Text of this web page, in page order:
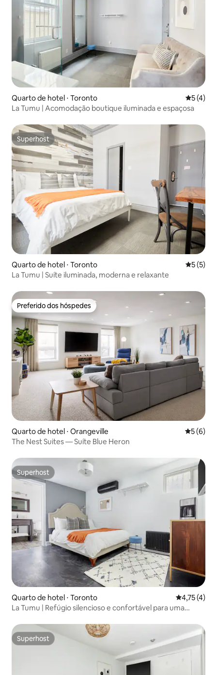
Quarto de hotel ⋅ Toronto 5 de
5 (4)
La Tumu | Acomodação boutique iluminada e espaçosa
Superhost
Superhost
Quarto de hotel ⋅ Toronto 5 de
5 (5)
La Tumu | Suíte iluminada, moderna e relaxante
Preferido dos hóspedes
Preferido dos hóspedes
Quarto de hotel ⋅ Orangeville 5 de
5 (6)
The Nest Suites — Suíte Blue Heron
Superhost
Superhost
Quarto de hotel ⋅ Toronto 4,75 de
4,75 (4)
La Tumu | Refúgio silencioso e confortável para uma
Superhost
Superhost